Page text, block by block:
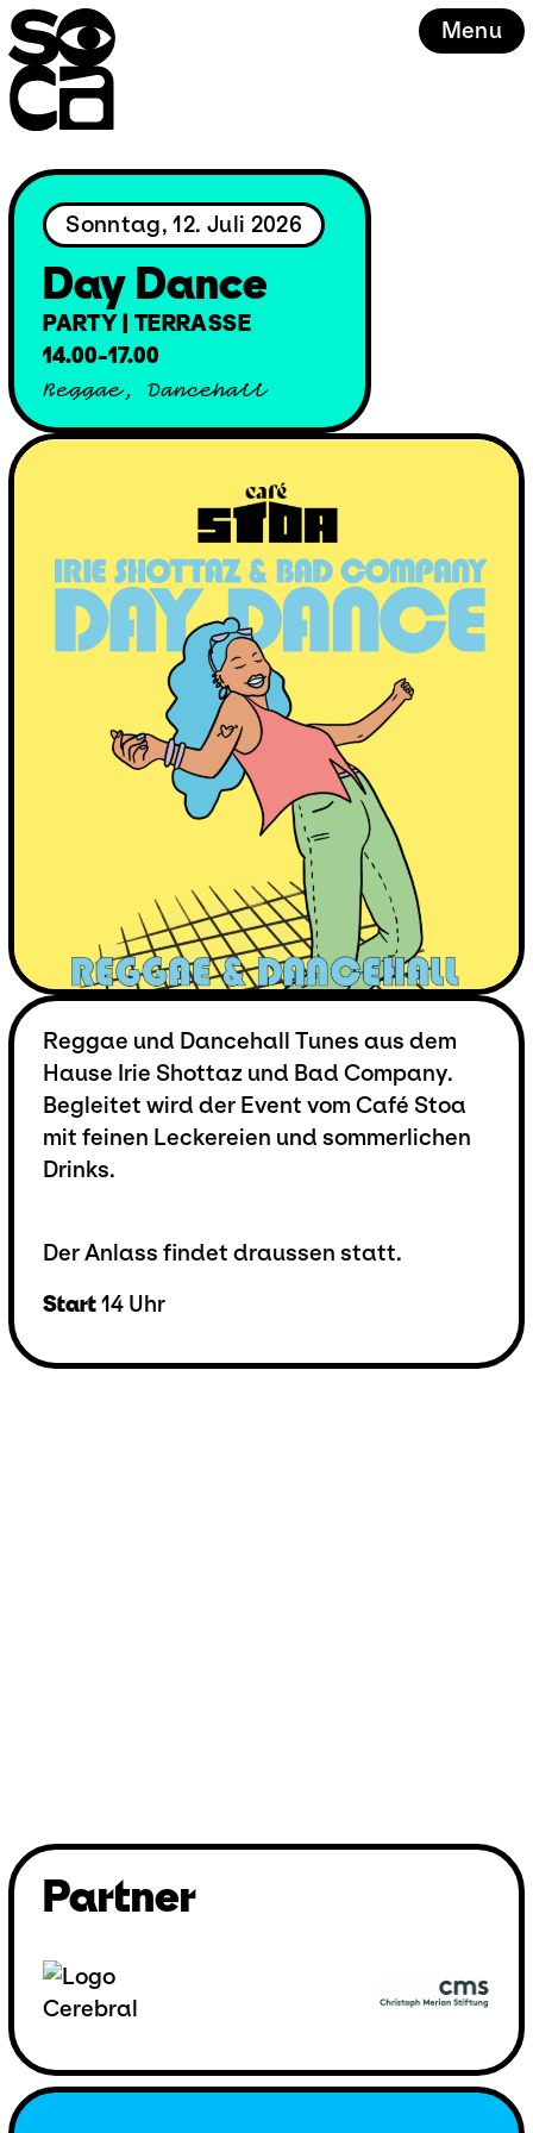
Skip
to
content
Menu
Sonntag, 12. Juli 2026
Day Dance
PARTY | TERRASSE
14.00-17.00
Reggae, Dancehall
Reggae und Dancehall Tunes aus dem
Hause Irie Shottaz und Bad Company.
Begleitet wird der Event vom Café Stoa
mit feinen Leckereien und sommerlichen
Drinks.
Der Anlass findet draussen statt.
Start14 Uhr
Partner